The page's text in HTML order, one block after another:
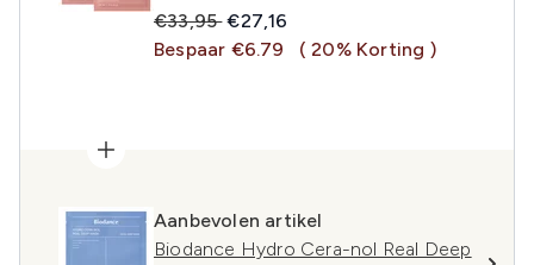
Recommended Retail Price:
€33,95Huidige prijs:
€27,16
Bespaar €6.79
( 20% Korting )
Aanbevolen artikel
Biodance Hydro Cera-nol Real Deep